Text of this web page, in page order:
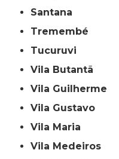
Santana
Tremembé
Tucuruvi
Vila Butantã
Vila Guilherme
Vila Gustavo
Vila Maria
Vila Medeiros